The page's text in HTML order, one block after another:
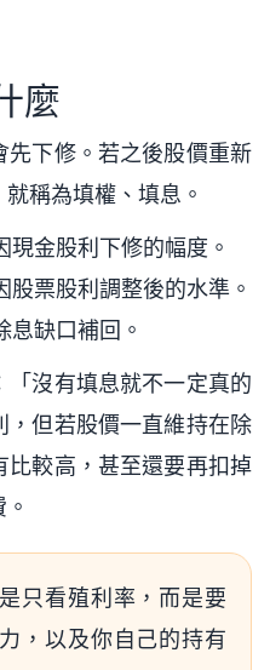
麼
先下修。若之後股價重新
稱為填權、填息。
現金股利下修的幅度。
股票股利調整後的水準。
息缺口補回。
沒有填息就不一定真的
，但若股價一直維持在除
比較高，甚至還要再扣掉
只看殖利率，而是要
，以及你自己的持有